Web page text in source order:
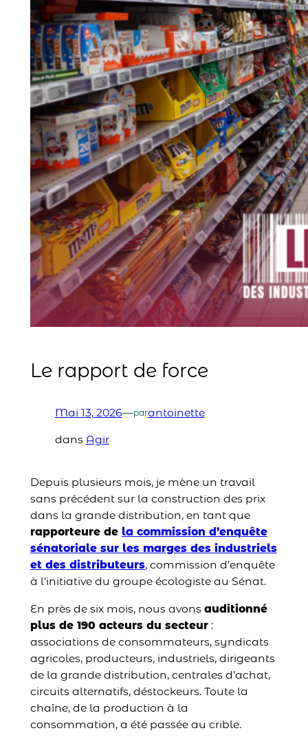
Le rapport de force
Mai 13, 2026—parantoinette
dans Agir
Depuis plusieurs mois, je mène un travail
sans précédent sur la construction des prix
dans la grande distribution, en tant que
rapporteure de la commission d’enquête
sénatoriale sur les marges des industriels
et des distributeurs, commission d’enquête
à l’initiative du groupe écologiste au Sénat.
En près de six mois, nous avons auditionné
plus de 190 acteurs du secteur:
associations de consommateurs, syndicats
agricoles, producteurs, industriels, dirigeants
de la grande distribution, centrales d’achat,
circuits alternatifs, déstockeurs. Toute la
chaîne, de la production à la
consommation, a été passée au crible.